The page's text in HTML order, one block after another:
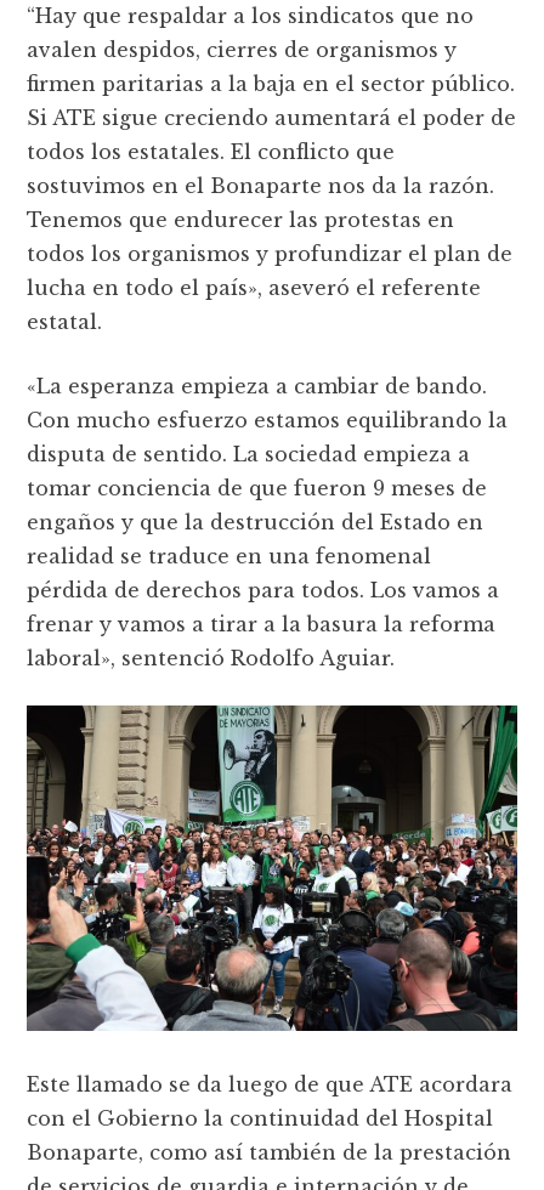
“Hay que respaldar a los sindicatos que no
avalen despidos, cierres de organismos y
firmen paritarias a la baja en el sector público.
Si ATE sigue creciendo aumentará el poder de
todos los estatales. El conflicto que
sostuvimos en el Bonaparte nos da la razón.
Tenemos que endurecer las protestas en
todos los organismos y profundizar el plan de
lucha en todo el país», aseveró el referente
estatal.
«La esperanza empieza a cambiar de bando.
Con mucho esfuerzo estamos equilibrando la
disputa de sentido. La sociedad empieza a
tomar conciencia de que fueron 9 meses de
engaños y que la destrucción del Estado en
realidad se traduce en una fenomenal
pérdida de derechos para todos. Los vamos a
frenar y vamos a tirar a la basura la reforma
laboral», sentenció Rodolfo Aguiar.
Este llamado se da luego de que ATE acordara
con el Gobierno la continuidad del Hospital
Bonaparte, como así también de la prestación